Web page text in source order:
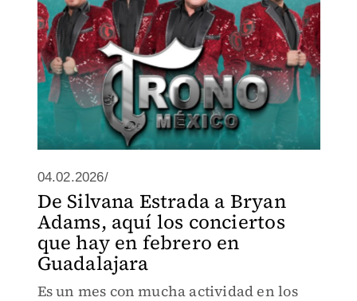
04.02.2026/
De Silvana Estrada a Bryan
Adams, aquí los conciertos
que hay en febrero en
Guadalajara
Es un mes con mucha actividad en los